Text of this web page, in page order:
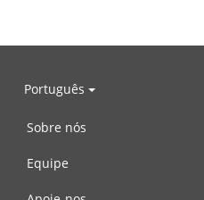
Português
Sobre nós
Equipe